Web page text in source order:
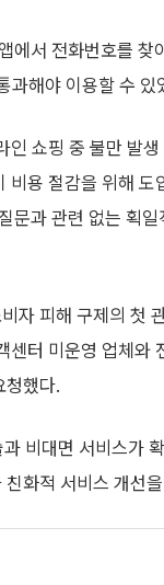
에서 전화번호를
과해야 이용할 수 있
쇼핑 중 불만 발
용 절감을 위해 도
문과 관련 없는 획
자 피해 구제의 첫
센터 미운영 업체와
청했다.
비대면 서비스가
화적 서비스 개선